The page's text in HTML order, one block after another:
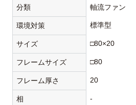
分類 軸流ファン
環境対策 標準型
サイズ □80×20
フレームサイズ □80
フレーム厚さ 20
相 -